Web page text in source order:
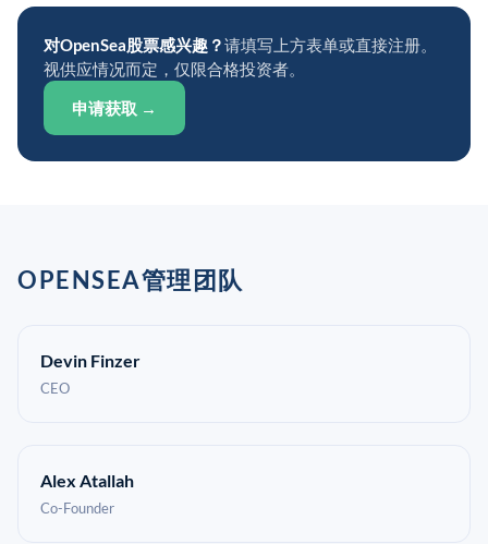
对OpenSea股票感兴趣？请填写上方表单或直接注册。
视供应情况而定，仅限合格投资者。
申请获取 →
OPENSEA管理团队
Devin Finzer
CEO
Alex Atallah
Co-Founder